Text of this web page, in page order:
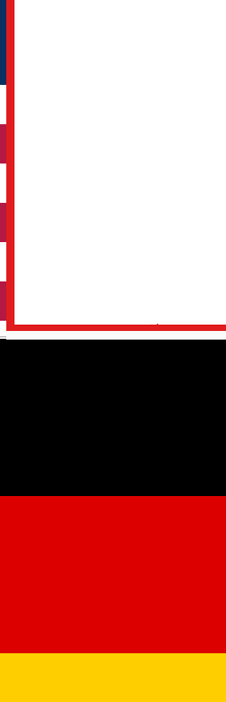
English